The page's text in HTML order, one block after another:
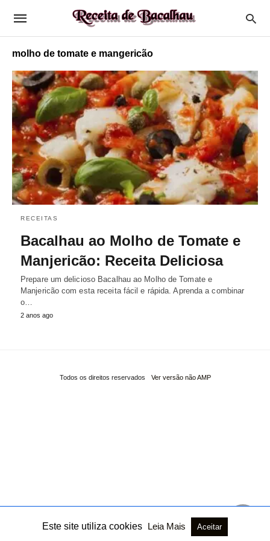
molho de tomate e mangericão
RECEITAS
Bacalhau ao Molho de Tomate e
Manjericão: Receita Deliciosa
Prepare um delicioso Bacalhau ao Molho de Tomate e
Manjericão com esta receita fácil e rápida. Aprenda a combinar
o…
2 anos ago
Todos os direitos reservados Ver versão não AMP
Este site utiliza cookies Leia Mais Aceitar